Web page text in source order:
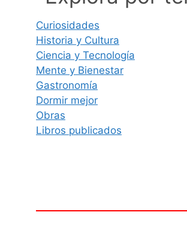
Curiosidades
Historia y Cultura
Ciencia y Tecnología
Mente y Bienestar
Gastronomía
Dormir mejor
Obras
Libros publicados